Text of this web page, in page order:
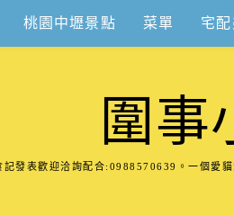
桃園中壢景點 菜單 宅
圍事
記發表歡迎洽詢配合:0988570639。一個愛